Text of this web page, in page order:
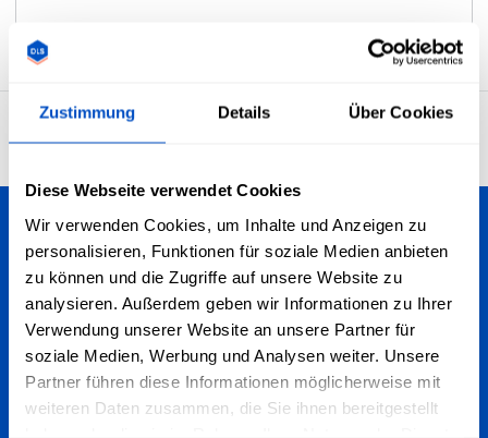
Zustimmung Details Über Cookies
Diese Webseite verwendet Cookies
Wir verwenden Cookies, um Inhalte und Anzeigen zu
personalisieren, Funktionen für soziale Medien anbieten
zu können und die Zugriffe auf unsere Website zu
analysieren. Außerdem geben wir Informationen zu Ihrer
Verwendung unserer Website an unsere Partner für
soziale Medien, Werbung und Analysen weiter. Unsere
Partner führen diese Informationen möglicherweise mit
weiteren Daten zusammen, die Sie ihnen bereitgestellt
4.7
Personalisiere deine Kreationen
Wir versenden in die Schweiz - egal, ob du in Bern, Zürich,
Basel, Luzern oder anderswo wohnst. Wir versenden zudem
weltweit!
Für den Newsletter anmelden